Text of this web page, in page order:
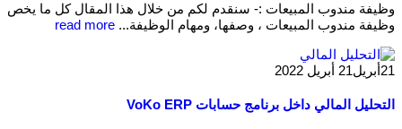
وظيفة مندوب المبيعات :- سنقدم لكم من خلال هذا المقال كل ما يخص
وظيفة مندوب المبيعات ، وصفها، ومهام الوظيفة... read more
21أبريل21 أبريل 2022
التحليل المالي داخل برنامج حسابات VoKo ERP